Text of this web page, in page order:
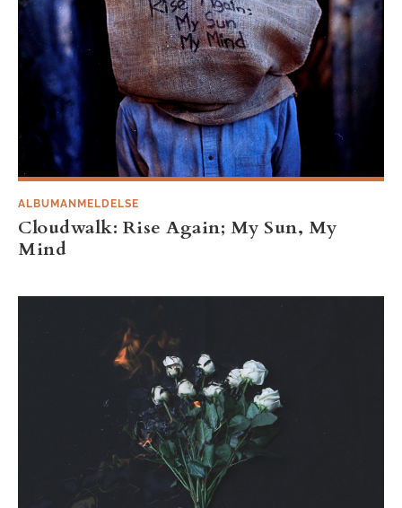
ALBUMANMELDELSE
Cloudwalk: Rise Again; My Sun, My
Mind